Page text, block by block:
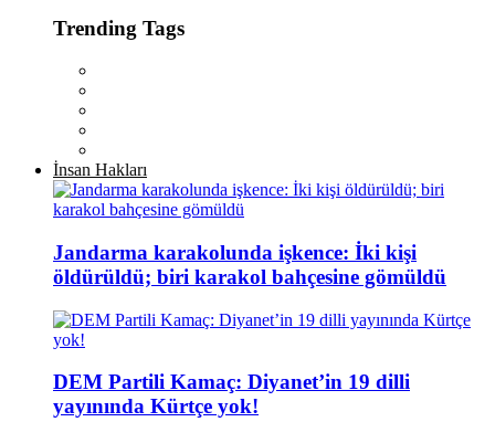
Trending Tags
İnsan Hakları
Jandarma karakolunda işkence: İki kişi
öldürüldü; biri karakol bahçesine gömüldü
DEM Partili Kamaç: Diyanet’in 19 dilli
yayınında Kürtçe yok!